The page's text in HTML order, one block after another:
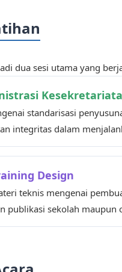
dua sesi utama yang
standarisasi
integritas dalam
Design
teknis mengenai
publikasi sekolah maupun